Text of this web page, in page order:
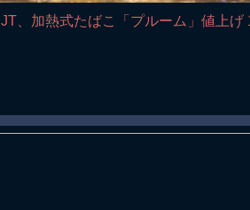
JT、加熱式たばこ「プルーム」値上げ